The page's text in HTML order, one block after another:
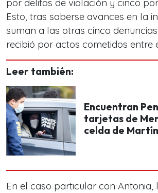
por delitos de violación y cinco
Esto, tras saberse avances en la
suman a las otras cinco
recibió por actos cometidos entre
Leer también:
Encuentran
tarjetas de
celda de
En el caso particular con Antonia,